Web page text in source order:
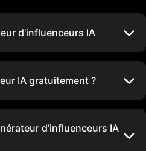
d'influenceurs IA
IA gratuitement ?
d’influenceurs IA